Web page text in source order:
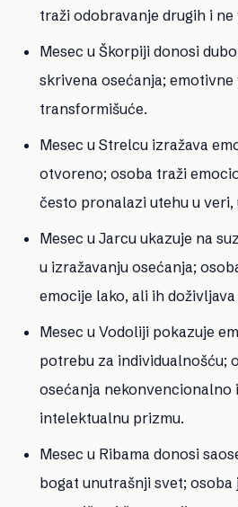
traži odobravanje drugih i
Mesec u Škorpiji donosi
skrivena osećanja; emotivne
transformišuće.
Mesec u Strelcu izražava
otvoreno; osoba traži
često pronalazi utehu u veri,
Mesec u Jarcu ukazuje na
u izražavanju osećanja;
emocije lako, ali ih
Mesec u Vodoliji pokazuje
potrebu za individualnošću;
osećanja nekonvencionalno
intelektualnu prizmu.
Mesec u Ribama donosi
bogat unutrašnji svet; osoba